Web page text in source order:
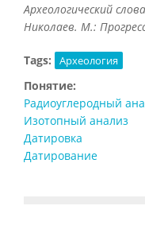
Археологический
Николаев. М.:
Tags: Археология
Понятие:
Радиоуглеродный
Изотопный анализ
Датировка
Датирование